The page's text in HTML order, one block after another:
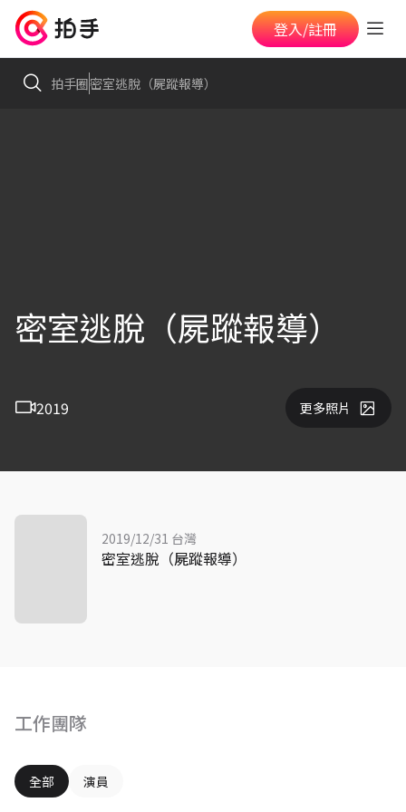
登入/註冊
拍手圈密室逃脫（屍蹤報導）
密室逃脫（屍蹤報導）
2019 更多照片
工作團隊
全部 演員
2019/12/31 台灣
密室逃脫（屍蹤報導）